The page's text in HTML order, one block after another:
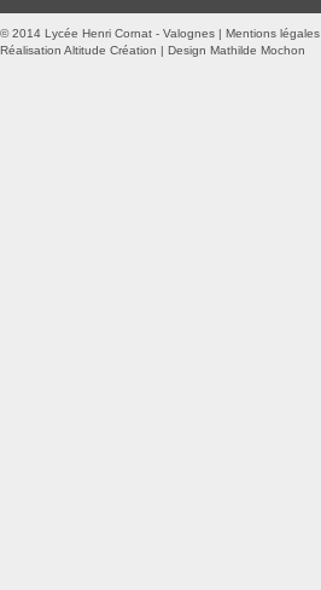
© 2014 Lycée Henri Cornat - Valognes | Mentions légales
Réalisation Altitude Création | Design Mathilde Mochon